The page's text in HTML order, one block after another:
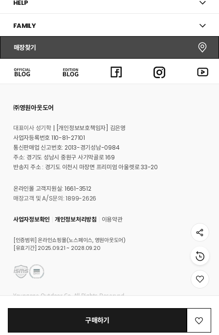
구매하기
HELP
FAMILY
매장찾기
㈜영원아웃도어
대표이사 성기학
[개인정보보호책임자] 김은영
사업자등록번호 110-81-27101
통신판매업 신고번호: 2013-경기성남-0984
주소: 경기도 성남시 중원구 사기막골로 169
반송지 주소 : 경기도 이천시 마장면 프리미엄 아울렛로 33-20
온라인몰 고객지원실: 1661-3512
매장고객 및 A/S문의: 1899-2626
사업자정보확인 개인정보처리방침 이용약관
[인증범위] 온라인쇼핑몰(노스페이스, 영원아웃도어)
[유효기간] 2025.09.21 ~ 2028.09.20
Youngone Outdoor Co. All Rights Reserved.
위
시
스
로